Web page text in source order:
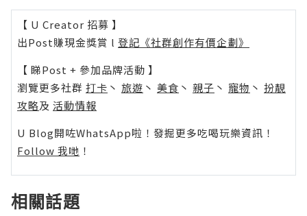
【 U Creator 招募 】
出Post賺現金獎賞 l 登記《社群創作有價企劃》
【 睇Post + 參加品牌活動 】
瀏覽更多社群 打卡 丶 旅遊 丶 美食 丶 親子 丶 寵物 丶 扮靚
攻略及 活動情報
U Blog開咗WhatsApp啦！發掘更多吃喝玩樂資訊！
Follow 我哋 ！
相關話題